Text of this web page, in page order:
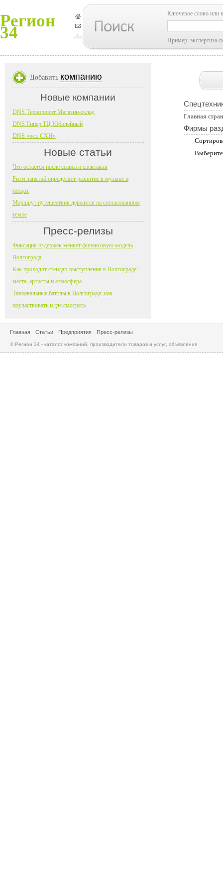
Регион
34
Ключевое слово или
Пример: экспертиза
Главная
Фирмы
Добавить компанию
Новые компании
DNS Технопоинт Магазин-склад
DNS Гипер ТЦ Юбилейный
DNS «ост. СХИ»
Новые статьи
Что остаётся после сеанса и спектакля
Ритм занятий определяет развитие в музыке и
танцах
Маршрут путешествия держится на согласованном
темпе
Пресс-релизы
Фиксация издержек меняет финансовую модель
Волгограда
Как проходят стендап-выступления в Волгограде:
места, артисты и атмосфера
Танцевальные баттлы в Волгограде: как
поучаствовать и где смотреть
Главная Статьи Предприятия Пресс-релизы
© Регион 34 - каталог компаний, производители товаров и услуг, объявления